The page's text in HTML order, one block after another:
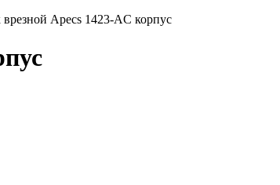
врезной Apecs 1423-AC корпус